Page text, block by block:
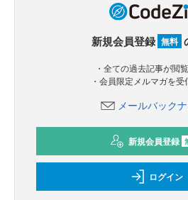
新規会員登録 無料
・全ての過去記事が閲
・会員限定メルマガを
メールバック
新規会員登録
ログイン